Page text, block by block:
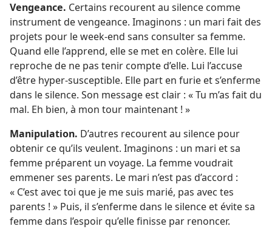
Vengeance. Certains recourent au silence comme
instrument de vengeance. Imaginons : un mari fait des
projets pour le week-end sans consulter sa femme.
Quand elle l’apprend, elle se met en colère. Elle lui
reproche de ne pas tenir compte d’elle. Lui l’accuse
d’être hyper-susceptible. Elle part en furie et s’enferme
dans le silence. Son message est clair : « Tu m’as fait du
mal. Eh bien, à mon tour maintenant ! »
Manipulation. D’autres recourent au silence pour
obtenir ce qu’ils veulent. Imaginons : un mari et sa
femme préparent un voyage. La femme voudrait
emmener ses parents. Le mari n’est pas d’accord :
« C’est avec toi que je me suis marié, pas avec tes
parents ! » Puis, il s’enferme dans le silence et évite sa
femme dans l’espoir qu’elle finisse par renoncer.